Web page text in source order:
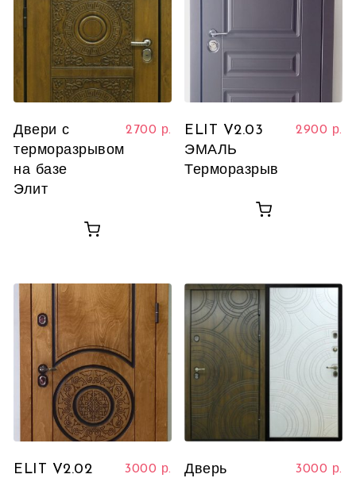
Двери с
терморазрывом
на базе
Элит
2700 р.
ELIT V2.03
ЭМАЛЬ
Терморазрыв
2900 р.
ELIT V2.02
3000 р.
Дверь
3000 р.